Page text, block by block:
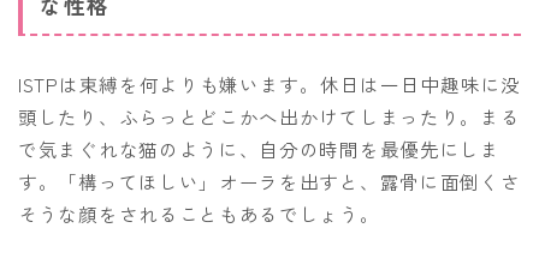
ISTPは束縛を何よりも嫌います。休日は一日中趣味に没
頭したり、ふらっとどこかへ出かけてしまったり。まる
で気まぐれな猫のように、自分の時間を最優先にしま
す。「構ってほしい」オーラを出すと、露骨に面倒くさ
そうな顔をされることもあるでしょう。